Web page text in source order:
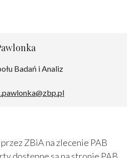
Badań i Analiz
ZBiA na zlecenie PAB